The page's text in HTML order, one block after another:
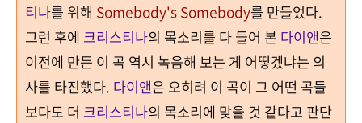
티나를 위해 Somebody's Somebody를 만들었다.
그런 후에 크리스티나의 목소리를 다 들어 본 다이앤은
이전에 만든 이 곡 역시 녹음해 보는 게 어떻겠냐는 의
사를 타진했다. 다이앤은 오히려 이 곡이 그 어떤 곡들
보다도 더 크리스티나의 목소리에 맞을 것 같다고 판단